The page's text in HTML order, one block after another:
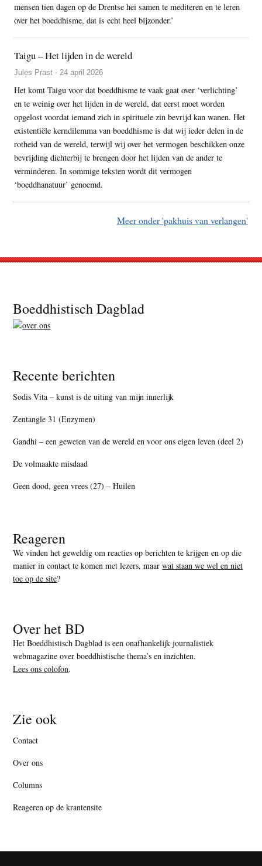
mensen tien dagen op de Drentse hei samen te mediteren en te leren
over het boeddhisme, dat is echt heel bijzonder.’
Taigu – Het lijden in de wereld
Jules Prast - 24 april 2026
Het komt Taigu voor dat boeddhisme te vaak gaat over ‘verlichting’
en te weinig over het lijden in de wereld, dat eerst moet worden
opgelost voordat iemand zich in spirituele zin bevrijd kan wanen. Het
existentiële kerndilemma van boeddhisme is dat wij ieder delen in de
rotheid van de wereld, terwijl wij over het vermogen beschikken onze
bevrijding dichterbij te brengen door het lijden van de ander te
verminderen. In sommige teksten wordt dit vermogen
‘boeddhanatuur’ genoemd.
Meer onder 'pakhuis van verlangen'
Footer
Boeddhistisch Dagblad
Recente berichten
Sodis Vita – kunst is de uiting van mijn innerlijk
Zentangle 31 (Enzymen)
Gandhi – een geweten van de wereld en voor ons eigen leven (deel 2)
De volmaakte misdaad
Geen dood, geen vrees (27) – Huilen
Reageren
We vinden het geweldig om reacties op berichten te krijgen en op die
manier in contact te komen met lezers, maarwat staan we wel en niet
toe op de site?
Over het BD
Het Boeddhistisch Dagblad is een onafhankelijk journalistiek
webmagazine over boeddhistische thema’s en inzichten.
Lees ons colofon.
Zie ook
Contact
Over ons
Columns
Reageren op de krantensite